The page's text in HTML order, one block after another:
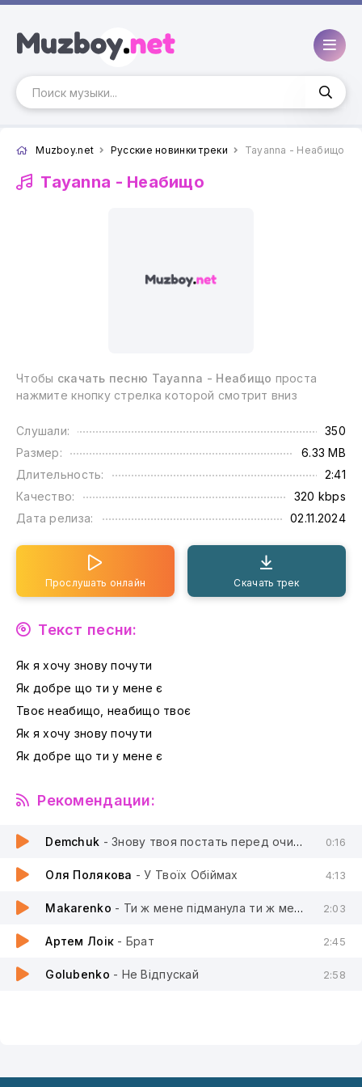
Muzboy.net Русские новинки треки Tayanna - Неабищо
Tayanna - Неабищо
Чтобы скачать песню Tayanna - Неабищо проста
нажмите кнопку стрелка которой смотрит вниз
Слушали:
350
Размер:
6.33 MB
Длительность:
2:41
Качество:
320 kbps
Дата релиза:
02.11.2024
Прослушать онлайн Скачать трек
Текст песни:
Як я хочу знову почути
Як добре що ти у мене є
Твоє неабищо, неабищо твоє
Як я хочу знову почути
Як добре що ти у мене є
Рекомендации:
Demchuk - Знову твоя постать перед очима не моя постіль 0:16
Оля Полякова - У Твоїх Обіймах 4:13
Makarenko - Ти ж мене пiдманула ти ж мене пiдвела 2:03
Артем Лоік - Брат 2:45
Golubenko - Не Відпускай 2:58